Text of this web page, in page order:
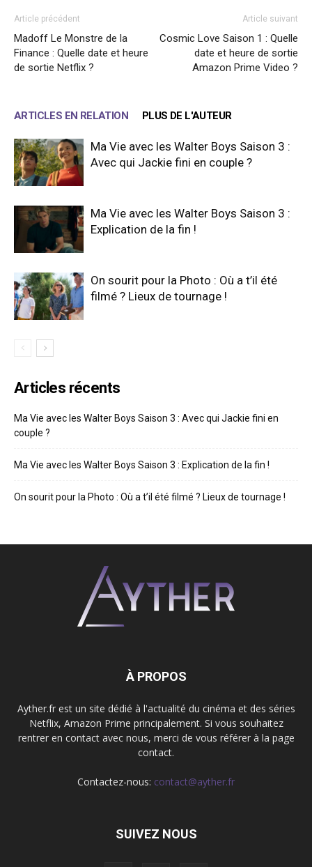
Article précédent
Madoff Le Monstre de la
Finance : Quelle date et heure
de sortie Netflix ?
Article suivant
Cosmic Love Saison 1 : Quelle
date et heure de sortie
Amazon Prime Video ?
ARTICLES EN RELATION PLUS DE L'AUTEUR
Ma Vie avec les Walter Boys Saison 3 :
Avec qui Jackie fini en couple ?
Ma Vie avec les Walter Boys Saison 3 :
Explication de la fin !
On sourit pour la Photo : Où a t’il été
filmé ? Lieux de tournage !
Articles récents
Ma Vie avec les Walter Boys Saison 3 : Avec qui Jackie fini en
couple ?
Ma Vie avec les Walter Boys Saison 3 : Explication de la fin !
On sourit pour la Photo : Où a t’il été filmé ? Lieux de tournage !
À PROPOS
Ayther.fr est un site dédié à l'actualité du cinéma et des séries
Netflix, Amazon Prime principalement. Si vous souhaitez
rentrer en contact avec nous, merci de vous référer à la page
contact.
Contactez-nous: contact@ayther.fr
SUIVEZ NOUS